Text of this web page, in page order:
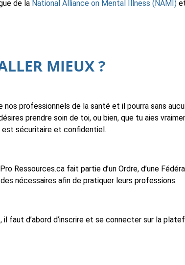
de la National Alliance on Mental Illness (NAMI)
MIEUX ?
nos professionnels de la santé et il pourra sans
prendre soin de toi, ou bien, que tu aies
est sécuritaire et confidentiel.
Ressources.ca fait partie d’un Ordre, d’une
nécessaires afin de pratiquer leurs professions.
il faut d’abord d’inscrire et se connecter sur la